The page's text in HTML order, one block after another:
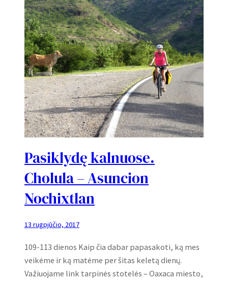
Pasiklydę kalnuose.
Cholula – Asuncion
Nochixtlan
13 rugpjūčio, 2017
109-113 dienos Kaip čia dabar papasakoti, ką mes
veikėme ir ką matėme per šitas keletą dienų.
Važiuojame link tarpinės stotelės – Oaxaca miesto,